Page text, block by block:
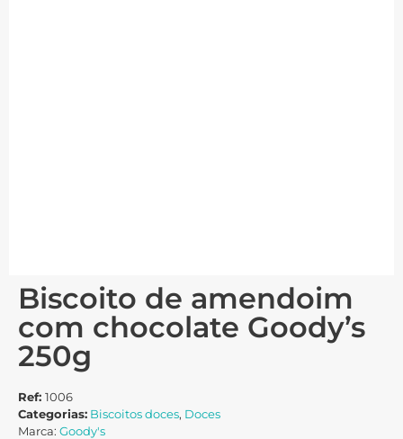
Biscoito de amendoim
com chocolate Goody’s
250g
Ref: 1006
Categorias: Biscoitos doces, Doces
Marca: Goody's